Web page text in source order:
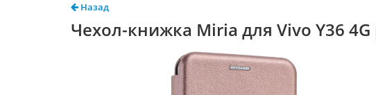
Назад
Чехол-книжка Miria для Vivo Y36 4G